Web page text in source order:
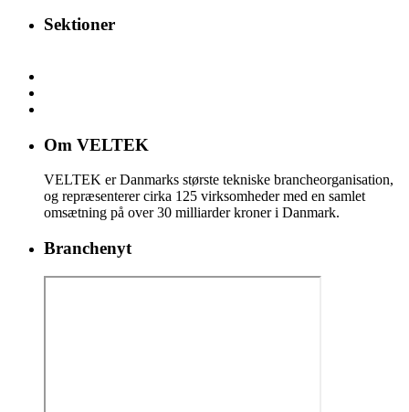
Sektioner
Om VELTEK
VELTEK er Danmarks største tekniske brancheorganisation,
og repræsenterer cirka 125 virksomheder med en samlet
omsætning på over 30 milliarder kroner i Danmark.
Branchenyt